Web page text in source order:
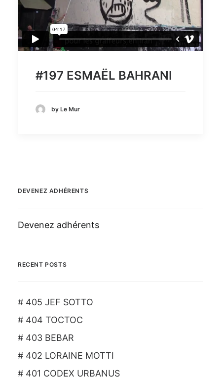
#197 ESMAËL BAHRANI
by Le Mur
DEVENEZ ADHÉRENTS
Devenez adhérents
RECENT POSTS
# 405 JEF SOTTO
# 404 TOCTOC
# 403 BEBAR
# 402 LORAINE MOTTI
# 401 CODEX URBANUS